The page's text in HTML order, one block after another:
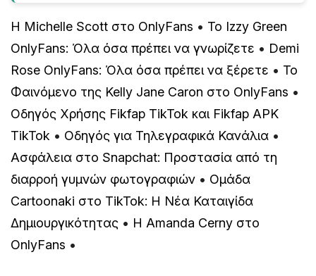
Η Michelle Scott στο OnlyFans • Το Izzy Green
OnlyFans: Όλα όσα πρέπει να γνωρίζετε • Demi
Rose OnlyFans: Όλα όσα πρέπει να ξέρετε • Το
Φαινόμενο της Kelly Jane Caron στο OnlyFans •
Οδηγός Χρήσης Fikfap TikTok και Fikfap APK
TikTok • Οδηγός για Τηλεγραφικά Κανάλια •
Ασφάλεια στο Snapchat: Προστασία από τη
διαρροή γυμνών φωτογραφιών • Ομάδα
Cartoonaki στο TikTok: Η Νέα Καταιγίδα
Δημιουργικότητας • Η Amanda Cerny στο
OnlyFans •